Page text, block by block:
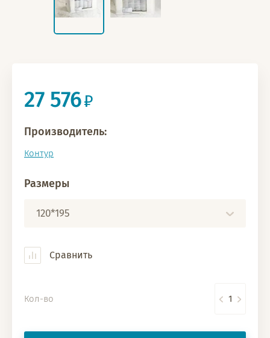
27 576
Производитель:
Контур
Размеры
120*195
Сравнить
Кол-во